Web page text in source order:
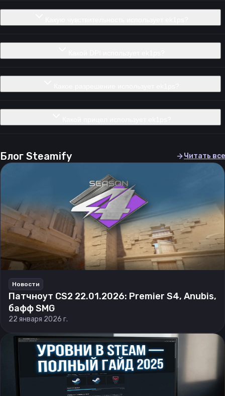
Блог Steamify Читать все
Новости
Патчноут CS2 22.01.2026: Premier S4, Anubis,
бафф SMG
22 января 2026 г.